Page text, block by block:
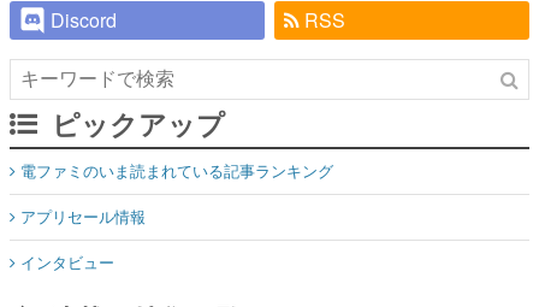
Discord
RSS
ピックアップ
電ファミのいま読まれている記事ランキング
アプリセール情報
インタビュー